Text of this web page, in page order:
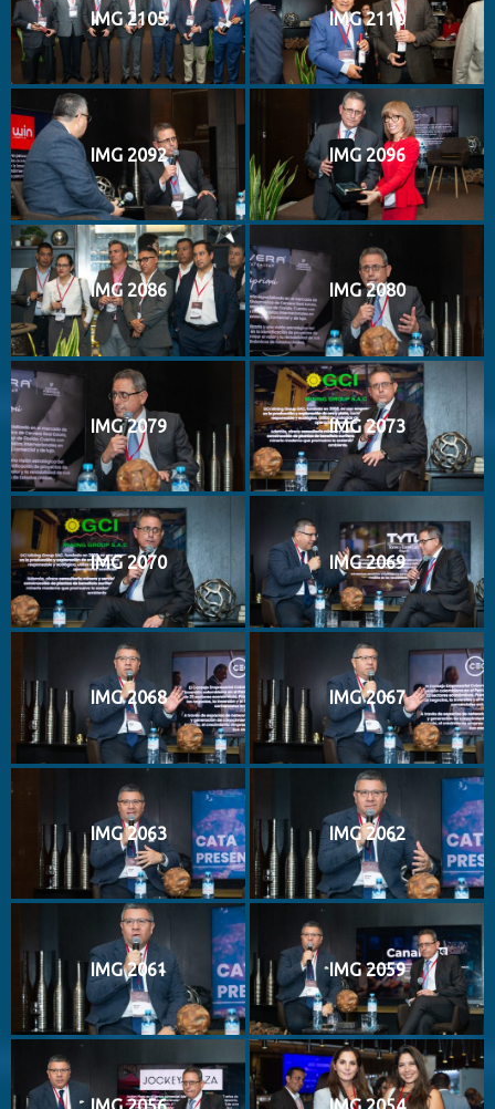
IMG 2105 IMG 2110
IMG 2092 IMG 2096
IMG 2086 IMG 2080
IMG 2079 IMG 2073
IMG 2070 IMG 2069
IMG 2068 IMG 2067
IMG 2063 IMG 2062
IMG 2061 IMG 2059